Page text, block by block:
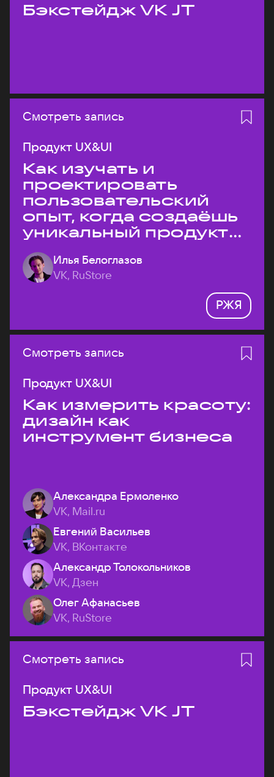
Бэкстейдж VK JT
Смотреть запись
Продукт UX&UI
Как изучать и
проектировать
пользовательский
опыт, когда создаёшь
уникальный продукт
на рынке?
Илья Белоглазов
VK, RuStore
РЖЯ
Смотреть запись
Продукт UX&UI
Как измерить красоту:
дизайн как
инструмент бизнеса
Александра Ермоленко
VK, Mail.ru
Евгений Васильев
VK, ВКонтакте
Александр Толокольников
VK, Дзен
Олег Афанасьев
VK, RuStore
Смотреть запись
Продукт UX&UI
Бэкстейдж VK JT